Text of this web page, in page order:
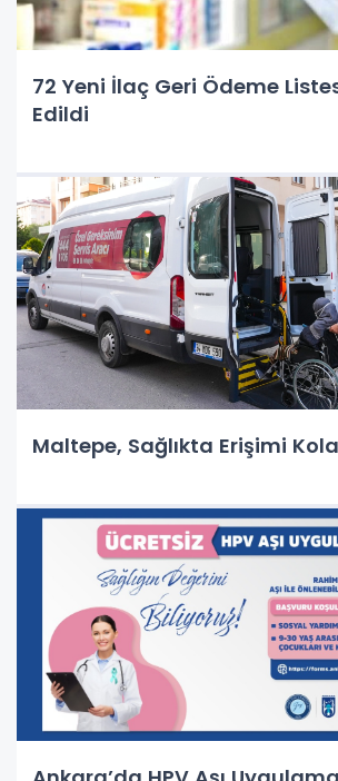
72 Yeni İlaç Geri Ödeme
Edildi
Maltepe, Sağlıkta Erişimi